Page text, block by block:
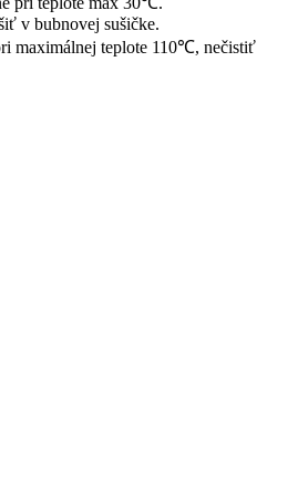
v bubnovej sušičke.
maximálnej teplote 110℃, nečistiť